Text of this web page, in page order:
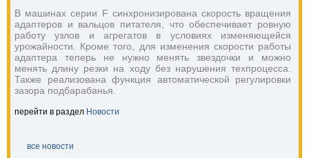
В машинах серии F синхронизирована скорость вращения
адаптеров и вальцов питателя, что обеспечивает ровную
работу узлов и агрегатов в условиях изменяющейся
урожайности. Кроме того, для изменения скорости работы
адаптера теперь не нужно менять звездочки и можно
менять длину резки на ходу без нарушения техпроцесса.
Также реализована функция автоматической регулировки
зазора подбарабанья.
перейти в раздел Новости
все новости